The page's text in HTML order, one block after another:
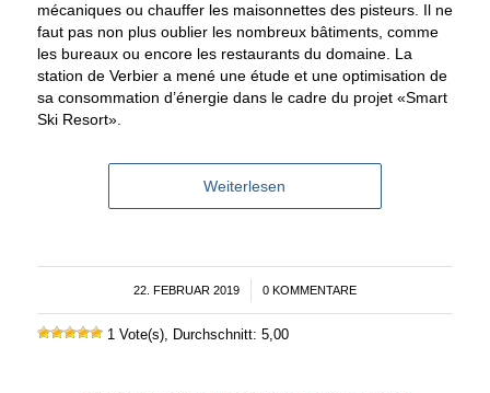
mécaniques ou chauffer les maisonnettes des pisteurs. Il ne
faut pas non plus oublier les nombreux bâtiments, comme
les bureaux ou encore les restaurants du domaine. La
station de Verbier a mené une étude et une optimisation de
sa consommation d’énergie dans le cadre du projet «Smart
Ski Resort».
Weiterlesen
22. FEBRUAR 2019
/ 0 KOMMENTARE
1 Vote(s), Durchschnitt: 5,00